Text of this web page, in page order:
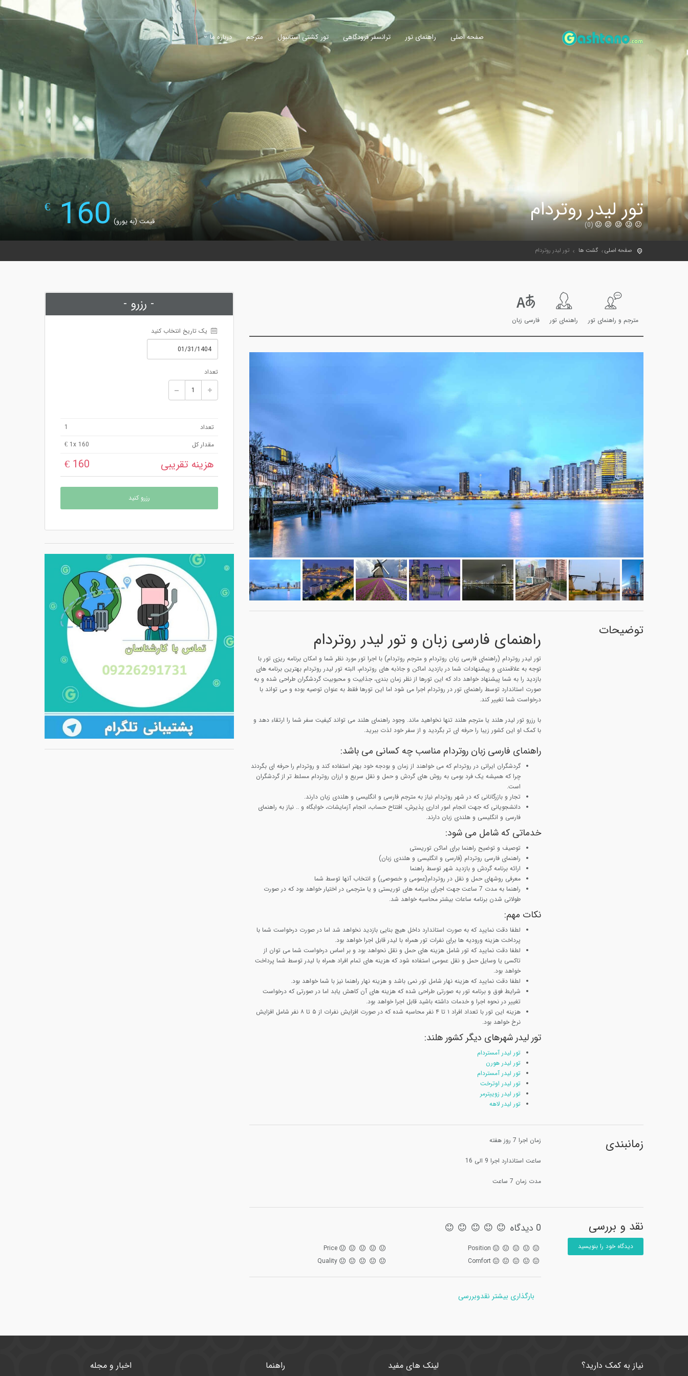
صفحه اصلی راهنمای تور ترانسفر فرودگاهی تور کشتی استانبول مترجم درباره ما
تور لیدر روتردام
(0) قیمت (به یورو)160
€
صفحه اصلی گشت ها تور لیدر روتردام
مترجم و راهنمای تور راهنمای تور فارسی زبان
توضیحات راهنمای فارسی زبان و تور لیدر روتردام
تور لیدر روتردام (راهنمای فارسی زبان روتردام و مترجم روتردام) با اجرا تور مورد نظر شما و امکان برنامه ریزی تور با
توجه به علاقمندی و پیشنهادات شما در بازدید اماکن و جاذبه های روتردام، البته تور لیدر روتردام بهترین برنامه های
بازدید را به شما پیشنهاد خواهد داد که این تورها از نظر زمان بندی، جذابیت و محبوبیت گردشگران طراحی شده و به
صورت استاندارد توسط راهنمای تور در روتردام اجرا می شود اما این تورها فقط به عنوان توصیه بوده و می تواند با
درخواست شما تغییر کند.
با رزرو تور لیدر هلند یا مترجم هلند تنها نخواهید ماند. وجود راهنمای هلند می تواند کیفیت سفر شما را ارتقاء دهد و
با کمک او این کشور زیبا را حرفه ای تر بگردید و از سفر خود لذت ببرید.
راهنمای فارسی زبان روتردام مناسب چه کسانی می باشد:
گردشگران ایرانی در روتردام که می خواهند از زمان و بودجه خود بهتر استفاده کند و روتردام را حرفه ای بگردند
چرا که همیشه یک فرد بومی به روش های گردش و حمل و نقل سریع و ارزان روتردام مسلط تر از گردشگران
است.
تجار و بازرگانانی که در شهر روتردام نیاز به مترجم فارسی و انگلیسی و هلندی زبان دارند.
دانشجویانی که جهت انجام امور اداری پذیرش، افتتاح حساب، انجام آزمایشات، خوابگاه و .. نیاز به راهنمای
فارسی و انگلیسی و هلندی زبان دارند.
خدماتی که شامل می شود:
توصیف و توضیح راهنما برای اماکن توریستی
راهنمای فارسی روتردام (فارسی و انگلیسی و هلندی زبان)
ارائه برنامه گردش و بازدید شهر توسط راهنما
معرفی روشهای حمل و نقل در روتردام(عمومی و خصوصی) و انتخاب آنها توسط شما
راهنما به مدت 7 ساعت جهت اجرای برنامه های توریستی و یا مترجمی در اختیار خواهد بود که در صورت
طولانی شدن برنامه ساعات بیشتر محاسبه خواهد شد.
نکات مهم:
لطفا دقت نمایید که به صورت استاندارد داخل هیچ بنایی بازدید نخواهد شد اما در صورت درخواست شما با
پرداخت هزینه ورودیه ها برای نفرات تور همراه با لیدر قابل اجرا خواهد بود.
لطفا دقت نمایید که تور شامل هزینه های حمل و نقل نحواهد بود و بر اساس درخواست شما می توان از
تاکسی یا وسایل حمل و نقل عمومی استفاده شود که هزینه های تمام افراد همراه با لیدر توسط شما پرداخت
خواهد بود.
لطفا دقت نمایید که هزینه نهار شامل تور نمی باشد و هزینه نهار راهنما نیز با شما خواهد بود.
شرایط فوق و برنامه تور به صورتی طراحی شده که هزینه های آن کاهش یابد اما در صورتی که درخواست
تغییر در نحوه اجرا و خدمات داشته باشید قابل اجرا خواهد بود.
هزینه این تور با تعداد افراد ۱ تا ۴ نفر محاسبه شده که در صورت افزایش نفرات از ۵ تا ۸ نفر شامل افزایش
نرخ خواهد بود.
تور لیدر شهرهای دیگر کشور هلند:
تور لیدر آمستردام
تور لیدر هورن
تور لیدر آمستردام
تور لیدر اوترخت
تور لیدر زوییترمر
تور لیدر لاهه
زمانبندی زمان اجرا 7 روز هفته
ساعت استاندارد اجرا 9 الی 16
مدت زمان 7 ساعت
نقد و بررسی
دیدگاه خود را بنویسید
0 دیدگاه
Position
Comfort
Price
Quality
بارگذاری بیشتر نقدوبررسی
- رزرو -
یک تاریخ انتخاب کنید
تعداد
تعداد
1
مقدار کل
1x 160 €
هزینه تقریبی 160 €
رزرو کنید
نیاز به کمک دارید؟ لینک های مفید راهنما اخبار و مجله